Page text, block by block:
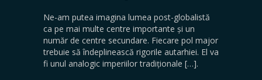
Ne-am putea imagina lumea post-globalistă
ca pe mai multe centre importante și un
număr de centre secundare. Fiecare pol major
trebuie să îndeplinească rigorile autarhiei. El va
fi unul analogic imperiilor tradiționale […].